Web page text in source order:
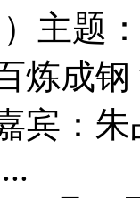
主题
炼成
宾：